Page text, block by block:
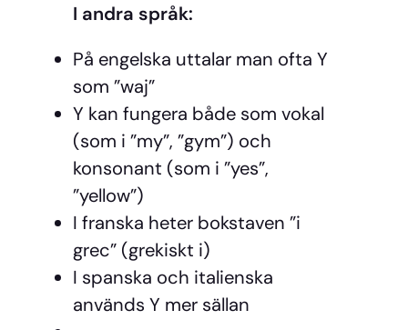
I andra språk:
På engelska uttalar man ofta Y
som ”waj”
Y kan fungera både som vokal
(som i ”my”, ”gym”) och
konsonant (som i ”yes”,
”yellow”)
I franska heter bokstaven ”i
grec” (grekiskt i)
I spanska och italienska
används Y mer sällan